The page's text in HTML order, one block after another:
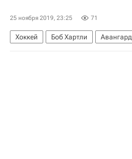
25 ноября 2019, 23:25 71
Хоккей Боб Хартли
Авангард
Алексей Емелин